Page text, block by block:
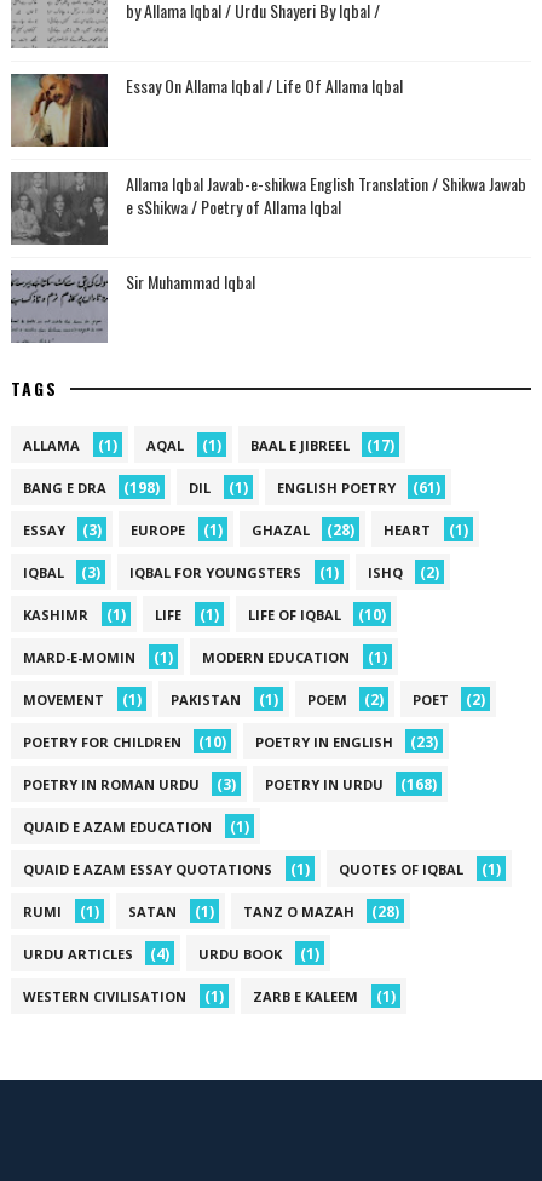
by Allama Iqbal / Urdu Shayeri By Iqbal /
Essay On Allama Iqbal / Life Of Allama Iqbal
Allama Iqbal Jawab-e-shikwa English Translation / Shikwa Jawab
e sShikwa / Poetry of Allama Iqbal
Sir Muhammad Iqbal
TAGS
ALLAMA (1) AQAL (1) BAAL E JIBREEL (17)
BANG E DRA (198) DIL (1) ENGLISH POETRY (61)
ESSAY (3) EUROPE (1) GHAZAL (28) HEART (1)
IQBAL (3) IQBAL FOR YOUNGSTERS (1) ISHQ (2)
KASHIMR (1) LIFE (1) LIFE OF IQBAL (10)
MARD-E-MOMIN (1) MODERN EDUCATION (1)
MOVEMENT (1) PAKISTAN (1) POEM (2) POET (2)
POETRY FOR CHILDREN (10) POETRY IN ENGLISH (23)
POETRY IN ROMAN URDU (3) POETRY IN URDU (168)
QUAID E AZAM EDUCATION (1)
QUAID E AZAM ESSAY QUOTATIONS (1) QUOTES OF IQBAL (1)
RUMI (1) SATAN (1) TANZ O MAZAH (28)
URDU ARTICLES (4) URDU BOOK (1)
WESTERN CIVILISATION (1) ZARB E KALEEM (1)